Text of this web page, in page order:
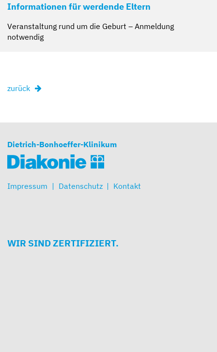
Informationen für werdende Eltern
Veranstaltung rund um die Geburt – Anmeldung
notwendig
zurück
Dietrich-Bonhoeffer-Klinikum
Impressum Datenschutz Kontakt
WIR SIND ZERTIFIZIERT.